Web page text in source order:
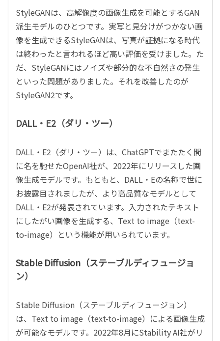
StyleGANは、高解像度の画像生成を可能とするGAN
派生モデルのひとつです。実写と見分けがつかない画
像を生成できるStyleGANは、写真が証拠になる時代
は終わったと言われるほど高い評価を受けました。た
だ、StyleGANにはノイズや部分的な不自然さの発生
といった問題がありました。それを改善したのが
StyleGAN2です。
DALL・E2（ダリ・ツー）
DALL・E2（ダリ・ツー）は、ChatGPTでまたたく間
に名を馳せたOpenAI社が、2022年にリリースした画
像生成モデルです。もともと、DALL・Eの名称で世に
お披露目されましたが、より高品質なモデルとして
DALL・E2が発表されています。入力されたテキスト
にしたがい画像を生成する、Text to image（text-
to-image）という機能が用いられています。
Stable Diffusion（ステーブルディフュージョ
ン）
Stable Diffusion （ステーブルディフュージョン）
は、Text to image（text-to-image）による画像生成
が可能なモデルです。2022年8月にStability AI社がリ